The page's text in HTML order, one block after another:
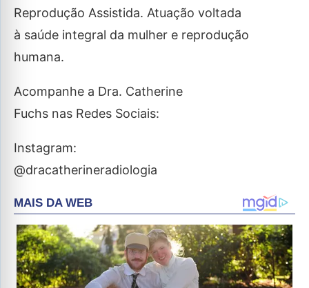
Reprodução Assistida. Atuação voltada
à saúde integral da mulher e reprodução
humana.
Acompanhe a Dra. Catherine
Fuchs nas Redes Sociais:
Instagram:
@dracatherineradiologia